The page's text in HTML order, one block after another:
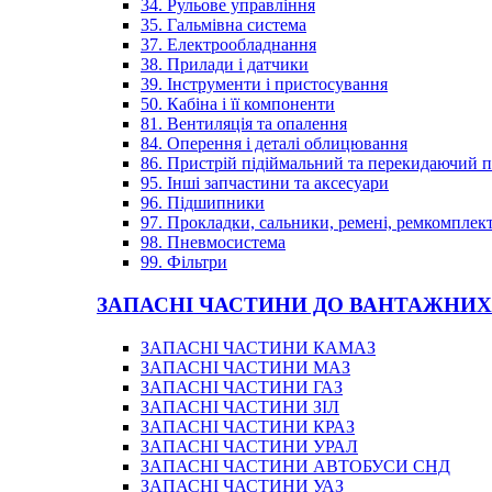
34. Рульове управління
35. Гальмівна система
37. Електрообладнання
38. Прилади і датчики
39. Інструменти і пристосування
50. Кабіна і її компоненти
81. Вентиляція та опалення
84. Оперення і деталі облицювання
86. Пристрій підіймальний та перекидаючий
95. Інші запчастини та аксесуари
96. Підшипники
97. Прокладки, сальники, ремені,
98. Пневмосистема
99. Фільтри
ЗАПАСНІ ЧАСТИНИ ДО
ЗАПАСНІ ЧАСТИНИ КАМАЗ
ЗАПАСНІ ЧАСТИНИ МАЗ
ЗАПАСНІ ЧАСТИНИ ГАЗ
ЗАПАСНІ ЧАСТИНИ ЗІЛ
ЗАПАСНІ ЧАСТИНИ КРАЗ
ЗАПАСНІ ЧАСТИНИ УРАЛ
ЗАПАСНІ ЧАСТИНИ АВТОБУСИ СНД
ЗАПАСНІ ЧАСТИНИ УАЗ